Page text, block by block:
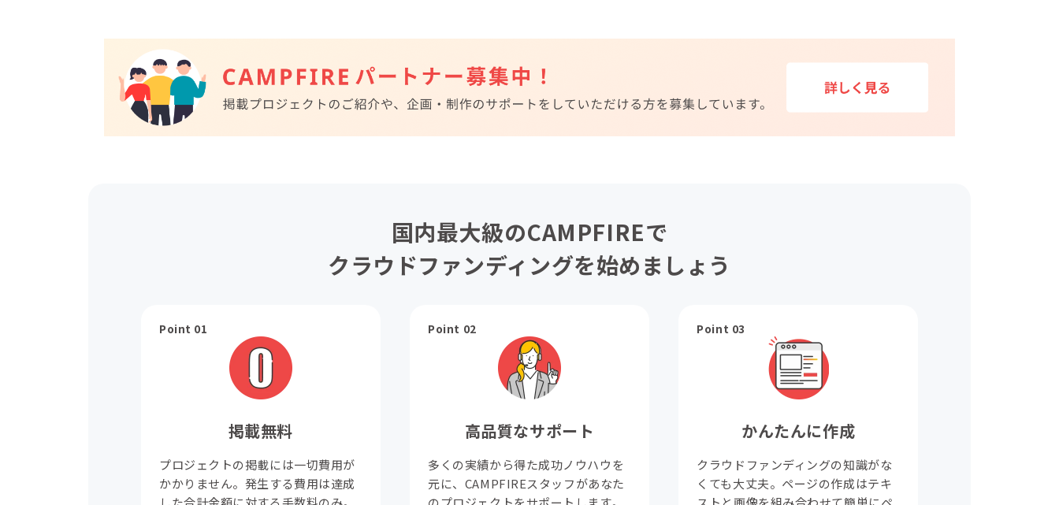
国内最大級のCAMPFIREで
クラウドファンディングを始めましょう
Point 01
掲載無料
プロジェクトの掲載には一切費用が
かかりません。発生する費用は達成
Point 02
高品質なサポート
多くの実績から得た成功ノウハウを
元に、CAMPFIREスタッフがあなた
Point 03
かんたんに作成
クラウドファンディングの知識がな
くても大丈夫。ページの作成はテキ